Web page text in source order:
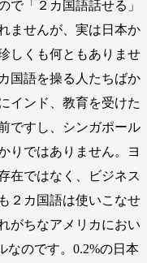
「２カ国語話せる」
ませんが、実は日本か
しくも何ともありませ
国語を操る人たちばか
インド、教育を受けた
ですし、シンガポール
りではありません。ヨ
在ではなく、ビジネス
２カ国語は使いこなせ
がちなアメリカにおい
なのです。0.2%の日本
資料請求
7日間体験レッスン